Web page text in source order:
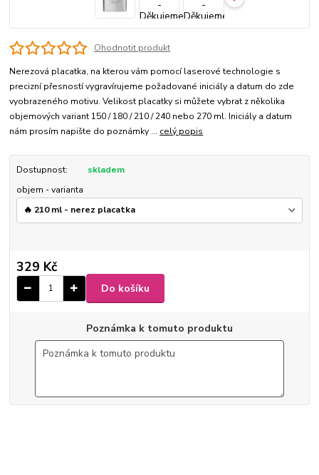
Ohodnotit produkt
Nerezová placatka, na kterou vám pomocí laserové technologie s
precizní přesností vygravírujeme požadované iniciály a datum do zde
vyobrazeného motivu. Velikost placatky si můžete vybrat z několika
objemových variant 150 / 180 / 210 / 240 nebo 270 ml. Iniciály a datum
nám prosím napište do poznámky ... celý popis
Dostupnost:
skladem
objem - varianta
329 Kč
Do košíku
Poznámka k tomuto produktu